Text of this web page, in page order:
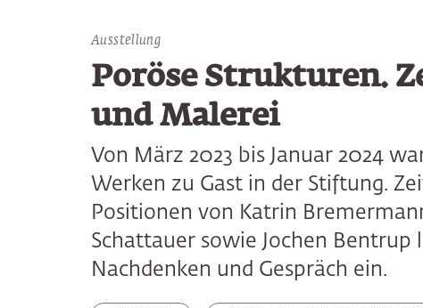
Ausstellung
Poröse Strukturen.
und Malerei
Von März 2023 bis Januar 2024
Werken zu Gast in der Stiftung.
Positionen von Katrin
Schattauer sowie Jochen Bentrup
Nachdenken und Gespräch ein.